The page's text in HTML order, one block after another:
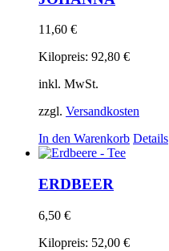
11,60 €
Kilopreis: 92,80 €
inkl. MwSt.
zzgl. Versandkosten
In den Warenkorb Details
ERDBEER
6,50 €
Kilopreis: 52,00 €